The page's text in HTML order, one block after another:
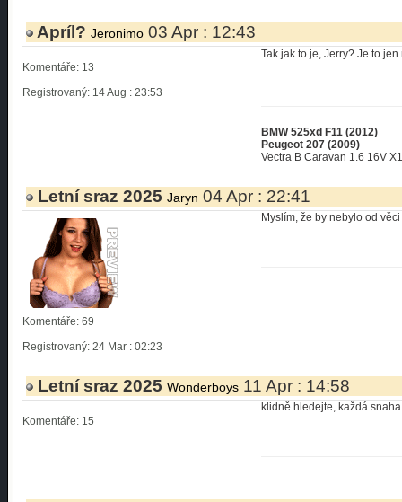
Apríl? Jeronimo 03 Apr : 12:43
Komentáře: 13
Registrovaný: 14 Aug : 23:53
Tak jak to je, Jerry? Je to
BMW 525xd F11 (2012)
Peugeot 207 (2009)
Vectra B Caravan 1.6 16V
Letní sraz 2025 Jaryn 04 Apr : 22:41
Komentáře: 69
Registrovaný: 24 Mar : 02:23
Myslím, že by nebylo od
Letní sraz 2025 Wonderboys 11 Apr : 14:58
Komentáře: 15
klidně hledejte, každá